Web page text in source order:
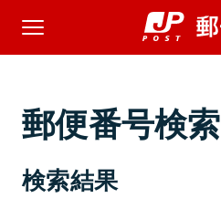
郵便番号検索
検索結果